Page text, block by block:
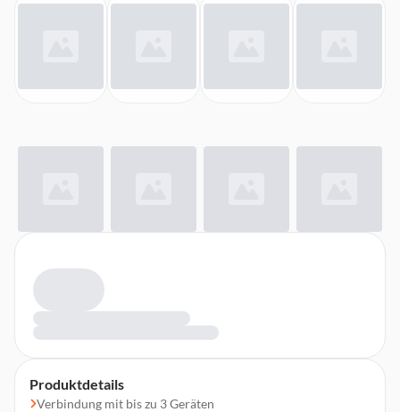
Produktdetails
Verbindung mit bis zu 3 Geräten